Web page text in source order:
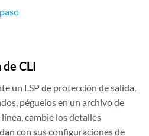
CLI
un LSP de protección de salida,
péguelos en un archivo de
cambie los detalles
con sus configuraciones de